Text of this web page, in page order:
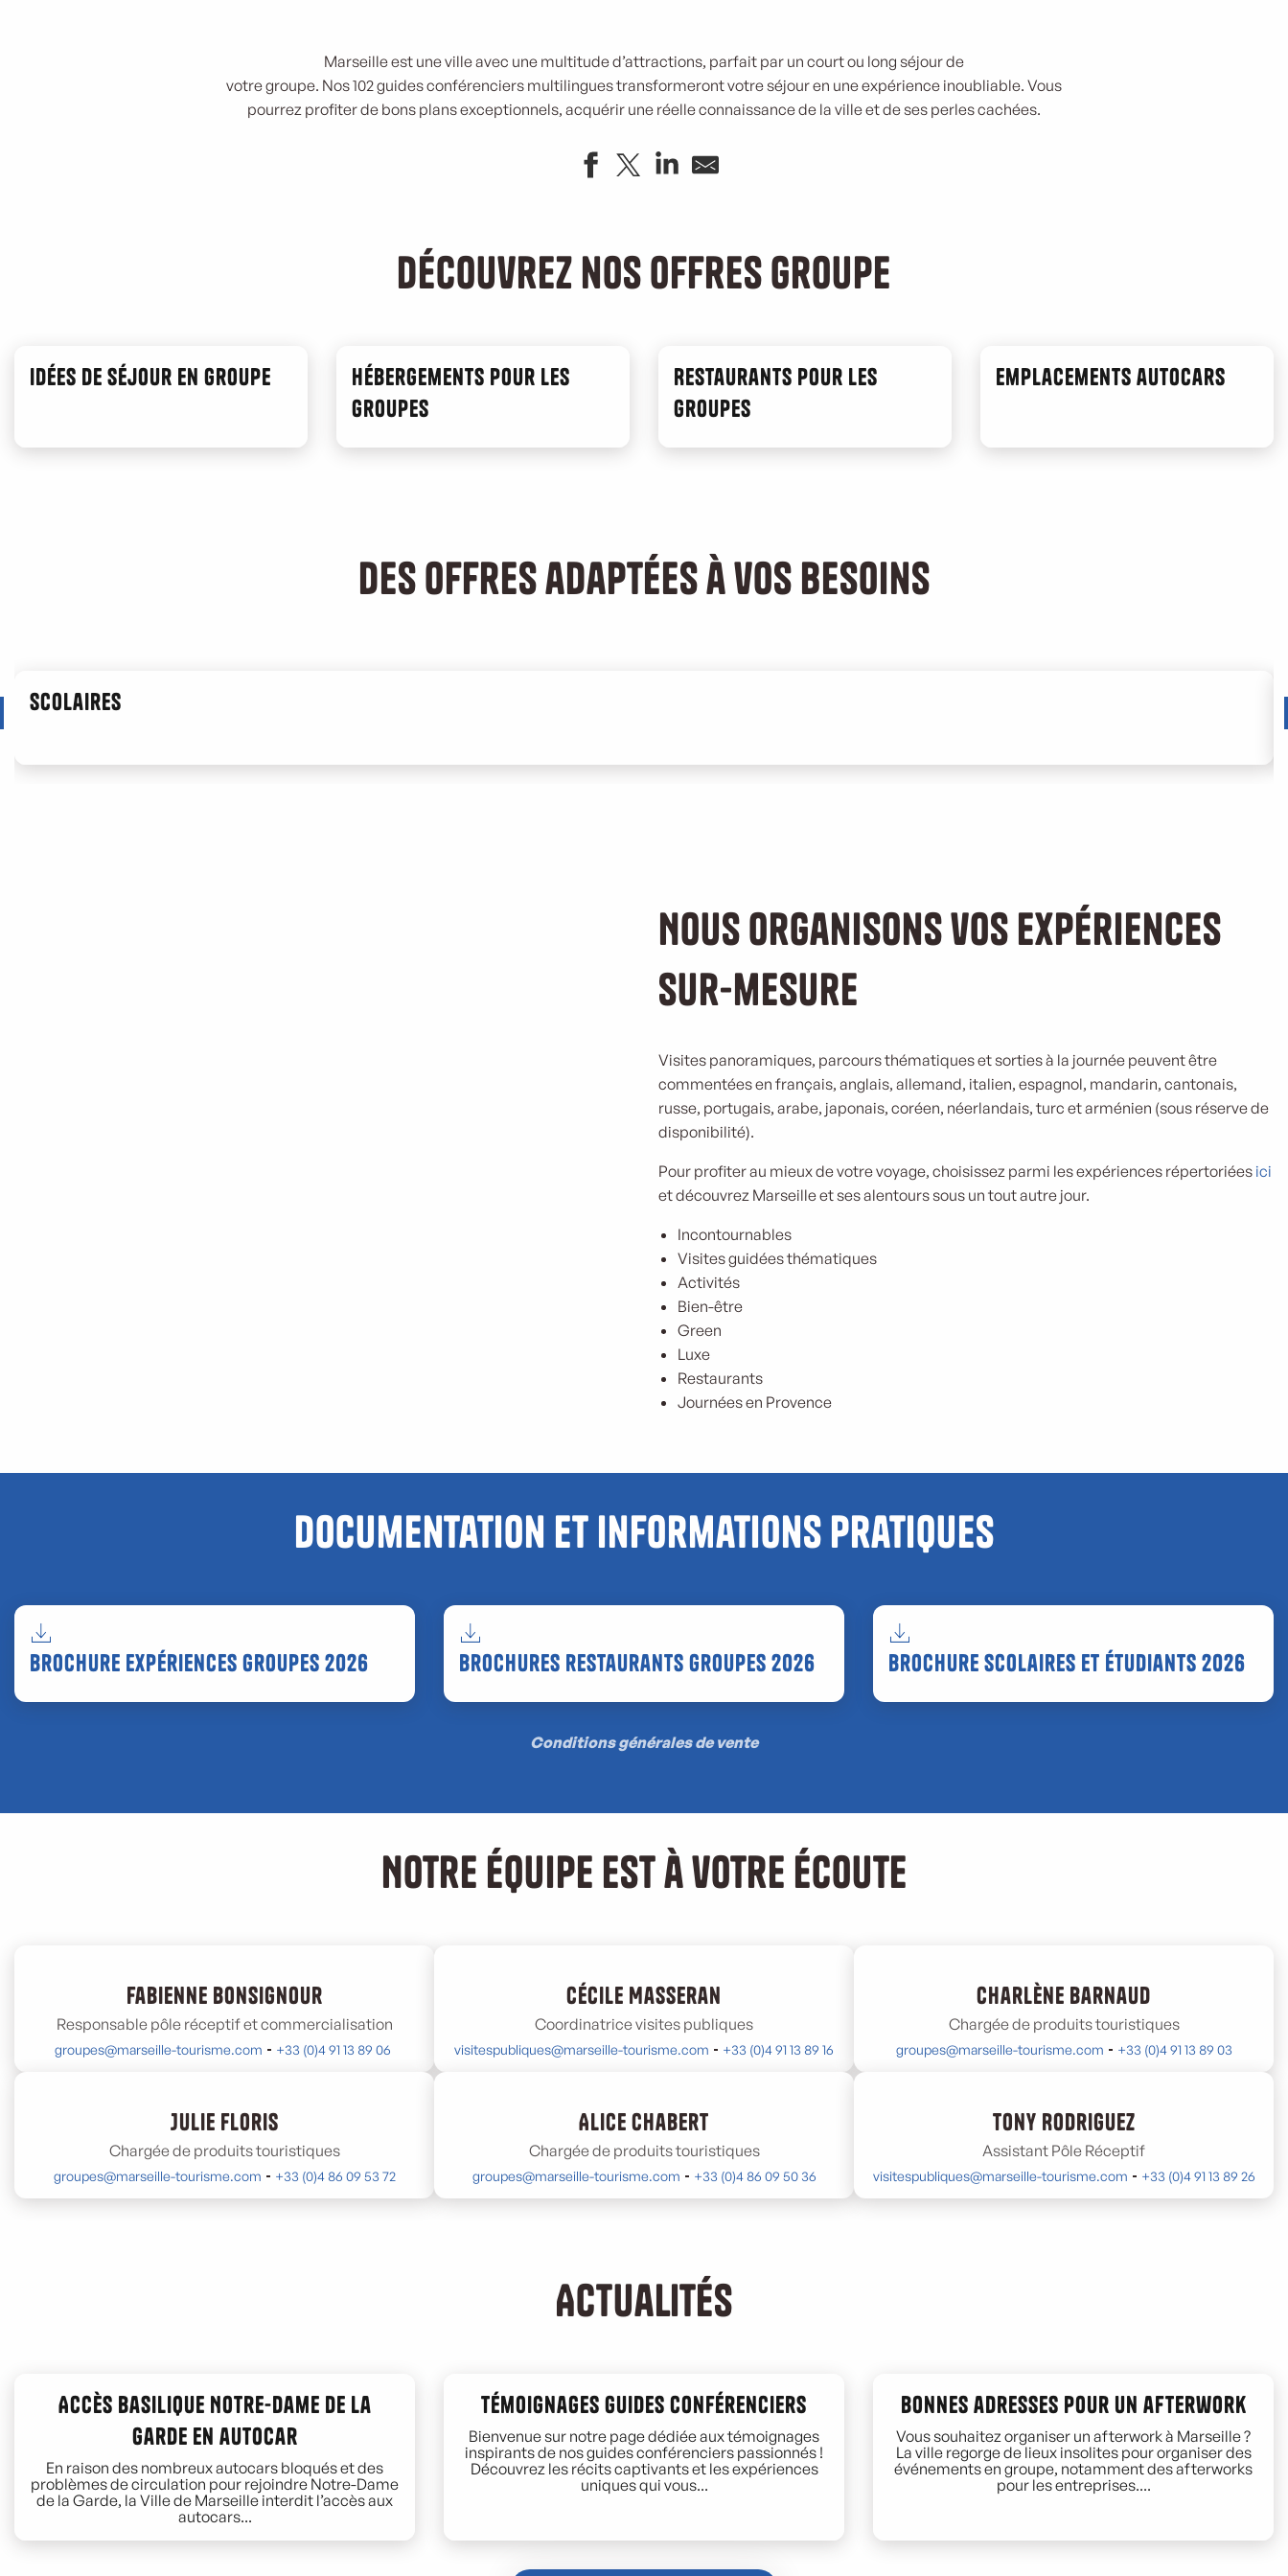
Marseille est une ville avec une multitude d’attractions, parfait par un court ou long séjour de
votre groupe. Nos 102 guides conférenciers multilingues transformeront votre séjour en une expérience inoubliable. Vous
pourrez profiter de bons plans exceptionnels, acquérir une réelle connaissance de la ville et de ses perles cachées.
Découvrez nos offres groupe
Idées de séjour en groupe
Hébergements pour les
groupes
Restaurants pour les
groupes
Emplacements autocars
Des offres adaptées à vos besoins
Scolaires
Nous organisons vos expériences
sur-mesure
Visites panoramiques, parcours thématiques et sorties à la journée peuvent être
commentées en français, anglais, allemand, italien, espagnol, mandarin, cantonais,
russe, portugais, arabe, japonais, coréen, néerlandais, turc et arménien (sous réserve de
disponibilité).
Pour profiter au mieux de votre voyage, choisissez parmi les expériences répertoriées ici
et découvrez Marseille et ses alentours sous un tout autre jour.
Incontournables
Visites guidées thématiques
Activités
Bien-être
Green
Luxe
Restaurants
Journées en Provence
Documentation et informations pratiques
Brochure expériences groupes 2026 Brochures restaurants groupes 2026 Brochure scolaires et étudiants 2026
Conditions générales de vente
Notre équipe est à votre écoute
Fabienne Bonsignour
Responsable pôle réceptif et commercialisation
groupes@marseille-tourisme.com +33 (0)4 91 13 89 06
Cécile Masseran
Coordinatrice visites publiques
visitespubliques@marseille-tourisme.com +33 (0)4 91 13 89 16
Charlène Barnaud
Chargée de produits touristiques
groupes@marseille-tourisme.com +33 (0)4 91 13 89 03
Julie Floris
Chargée de produits touristiques
groupes@marseille-tourisme.com +33 (0)4 86 09 53 72
Alice Chabert
Chargée de produits touristiques
groupes@marseille-tourisme.com +33 (0)4 86 09 50 36
Tony Rodriguez
Assistant Pôle Réceptif
visitespubliques@marseille-tourisme.com +33 (0)4 91 13 89 26
Actualités
Accès Basilique Notre-Dame de la
Garde en autocar
En raison des nombreux autocars bloqués et des
problèmes de circulation pour rejoindre Notre-Dame
de la Garde, la Ville de Marseille interdit l’accès aux
autocars...
Témoignages guides conférenciers
Bienvenue sur notre page dédiée aux témoignages
inspirants de nos guides conférenciers passionnés !
Découvrez les récits captivants et les expériences
uniques qui vous...
Bonnes adresses pour un afterwork
Vous souhaitez organiser un afterwork à Marseille ?
La ville regorge de lieux insolites pour organiser des
événements en groupe, notamment des afterworks
pour les entreprises....